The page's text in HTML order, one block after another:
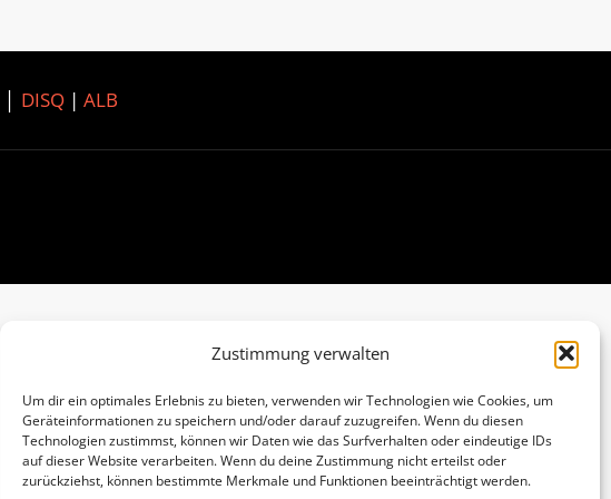
Zustimmung verwalten
Um dir ein optimales Erlebnis zu bieten, verwenden wir Technologien wie Cookies, um
Geräteinformationen zu speichern und/oder darauf zuzugreifen. Wenn du diesen
Technologien zustimmst, können wir Daten wie das Surfverhalten oder eindeutige IDs
auf dieser Website verarbeiten. Wenn du deine Zustimmung nicht erteilst oder
zurückziehst, können bestimmte Merkmale und Funktionen beeinträchtigt werden.
DISQ| ALB